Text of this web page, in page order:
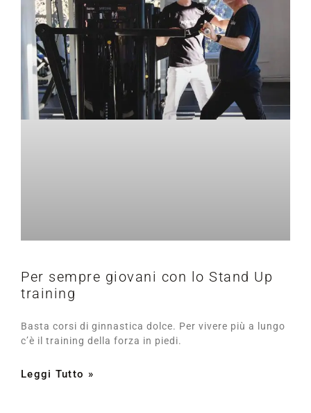
Per sempre giovani con lo Stand Up
training
Basta corsi di ginnastica dolce. Per vivere più a lungo
c’è il training della forza in piedi.
Leggi Tutto »